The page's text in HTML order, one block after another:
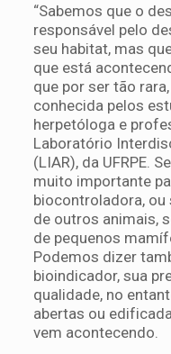
“Sabemos que o
responsável pelo
seu habitat, mas
que está
que por ser tão
conhecida pelos
herpetóloga e
Laboratório
(LIAR), da UFRPE.
muito importante
biocontroladora, ou
de outros animais,
de pequenos
Podemos dizer
bioindicador, sua
qualidade, no
abertas ou
vem acontecendo.